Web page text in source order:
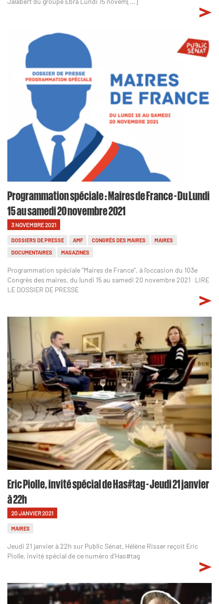
Programmation spéciale : Maires de France - Du Lundi
15 au samedi 20 novembre 2021
3 NOVEMBRE 2021
DOSSIERS DE PRESSE AMF CONGRÈS DES MAIRES
MAIRES
DOCUMENTAIRES
MAGAZINES
Programmation spéciale "Maires de France", à l'occasion du 103e
Congrès des maires, du lundi 15 au samedi 20 novembre 2021 LIRE
LE DOSSIER DE PRESSE
Eric Piolle, invité spécial de Has#tag - Jeudi 21 janvier
à 22h
20 JANVIER 2021
MAIRES
Jeudi 21 janvier à 22h sur Public Sénat, Hélène Risser reçoit Eric
Piolle, invité spécial de ce numéro d'Has#tag